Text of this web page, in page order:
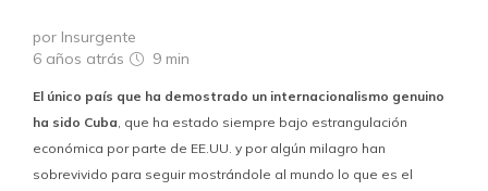
por Insurgente
6 años atrás
9 min
El único país que ha demostrado un internacionalismo genuino
ha sido Cuba, que ha estado siempre bajo estrangulación
económica por parte de EE.UU. y por algún milagro han
sobrevivido para seguir mostrándole al mundo lo que es el